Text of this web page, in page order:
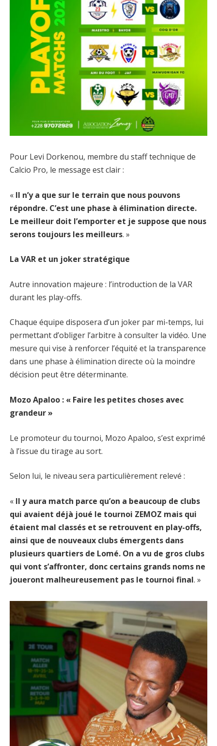
Pour Levi Dorkenou, membre du staff technique de
Calcio Pro, le message est clair :
« Il n’y a que sur le terrain que nous pouvons
répondre. C’est une phase à élimination directe.
Le meilleur doit l’emporter et je suppose que nous
serons toujours les meilleurs. »
La VAR et un joker stratégique
Autre innovation majeure : l’introduction de la VAR
durant les play-offs.
Chaque équipe disposera d’un joker par mi-temps, lui
permettant d’obliger l’arbitre à consulter la vidéo. Une
mesure qui vise à renforcer l’équité et la transparence
dans une phase à élimination directe où la moindre
décision peut être déterminante.
Mozo Apaloo : « Faire les petites choses avec
grandeur »
Le promoteur du tournoi, Mozo Apaloo, s’est exprimé
à l’issue du tirage au sort.
Selon lui, le niveau sera particulièrement relevé :
« Il y aura match parce qu’on a beaucoup de clubs
qui avaient déjà joué le tournoi ZEMOZ mais qui
étaient mal classés et se retrouvent en play-offs,
ainsi que de nouveaux clubs émergents dans
plusieurs quartiers de Lomé. On a vu de gros clubs
qui vont s’affronter, donc certains grands noms ne
joueront malheureusement pas le tournoi final. »